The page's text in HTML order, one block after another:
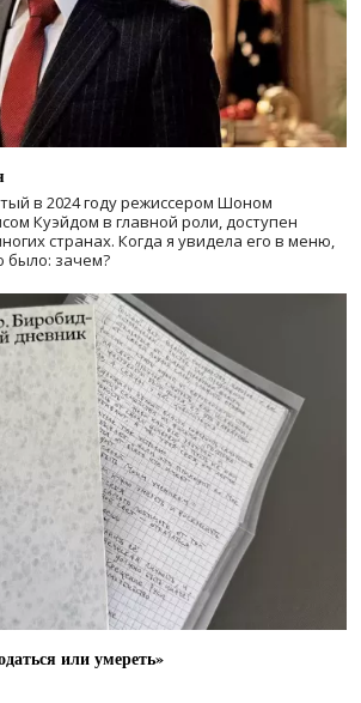
в 2024 годурежиссером Шоном
Куэйдом в главной роли, доступен
странах. Когда я увидела его в меню,
зачем?
или умереть»